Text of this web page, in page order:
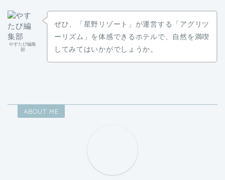
やすたび編集
部
ぜひ、「星野リゾート」が運営する「アグリツ
ーリズム」を体感できるホテルで、自然を満喫
してみてはいかがでしょうか。
ABOUT ME